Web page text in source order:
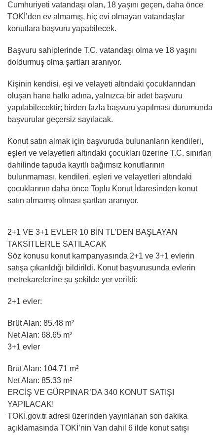
Cumhuriyeti vatandaşı olan, 18 yaşını geçen, daha önce
TOKİ’den ev almamış, hiç evi olmayan vatandaşlar
konutlara başvuru yapabilecek.
Başvuru sahiplerinde T.C. vatandaşı olma ve 18 yaşını
doldurmuş olma şartları aranıyor.
Kişinin kendisi, eşi ve velayeti altındaki çocuklarından
oluşan hane halkı adına, yalnızca bir adet başvuru
yapılabilecektir; birden fazla başvuru yapılması durumunda
başvurular geçersiz sayılacak.
Konut satın almak için başvuruda bulunanların kendileri,
eşleri ve velayetleri altındaki çocukları üzerine T.C. sınırları
dahilinde tapuda kayıtlı bağımsız konutlarının
bulunmaması, kendileri, eşleri ve velayetleri altındaki
çocuklarının daha önce Toplu Konut İdaresinden konut
satın almamış olması şartları aranıyor.
2+1 VE 3+1 EVLER 10 BİN TL’DEN BAŞLAYAN
TAKSİTLERLE SATILACAK
Söz konusu konut kampanyasında 2+1 ve 3+1 evlerin
satışa çıkarıldığı bildirildi. Konut başvurusunda evlerin
metrekarelerine şu şekilde yer verildi:
2+1 evler:
Brüt Alan: 85.48 m²
Net Alan: 68.65 m²
3+1 evler
Brüt Alan: 104.71 m²
Net Alan: 85.33 m²
ERCİŞ VE GÜRPINAR’DA 340 KONUT SATIŞI
YAPILACAK!
TOKİ.gov.tr adresi üzerinden yayınlanan son dakika
açıklamasında TOKİ’nin Van dahil 6 ilde konut satışı